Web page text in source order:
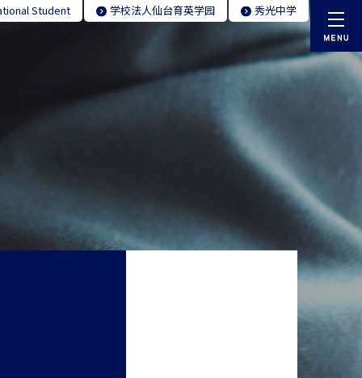
Student 学校法人仙台育英学园 秀光中学